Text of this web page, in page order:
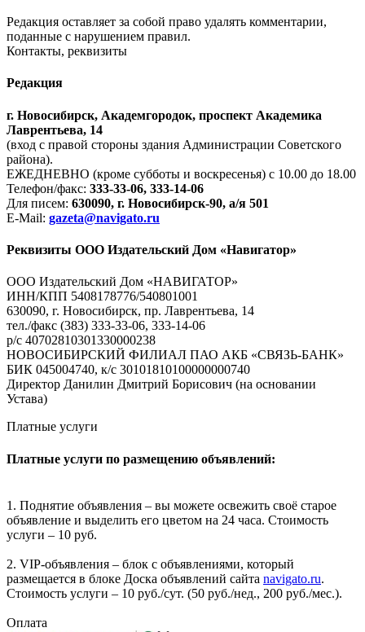
Редакция оставляет за собой право удалять комментарии,
поданные с нарушением правил.
Контакты, реквизиты
Редакция
г. Новосибирск, Академгородок, проспект Академика
Лаврентьева, 14
(вход с правой стороны здания Администрации Советского
района).
ЕЖЕДНЕВНО (кроме субботы и воскресенья) с 10.00 до 18.00
Телефон/факс: 333-33-06, 333-14-06
Для писем: 630090, г. Новосибирск-90, а/я 501
E-Mail: gazeta@navigato.ru
Реквизиты ООО Издательский Дом «Навигатор»
ООО Издательский Дом «НАВИГАТОР»
ИНН/КПП 5408178776/540801001
630090, г. Новосибирск, пр. Лаврентьева, 14
тел./факс (383) 333-33-06, 333-14-06
р/с 40702810301330000238
НОВОСИБИРСКИЙ ФИЛИАЛ ПАО АКБ «СВЯЗЬ-БАНК»
БИК 045004740, к/с 30101810100000000740
Директор Данилин Дмитрий Борисович (на основании
Устава)
Платные услуги
Платные услуги по размещению объявлений:
1. Поднятие объявления – вы можете освежить своё старое
объявление и выделить его цветом на 24 часа. Стоимость
услуги – 10 руб.
2. VIP-объявления – блок с объявлениями, который
размещается в блоке Доска объявлений сайта navigato.ru.
Стоимость услуги – 10 руб./сут. (50 руб./нед., 200 руб./мес.).
Оплата